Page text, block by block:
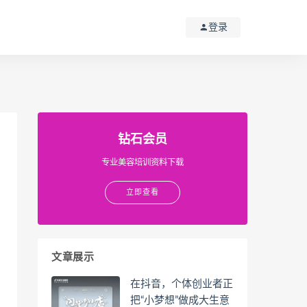
登录
钻石会员
专业美容培训资料下载
立即查看
文章展示
在抖音，个体创业者正
把“小梦想”做成大生意